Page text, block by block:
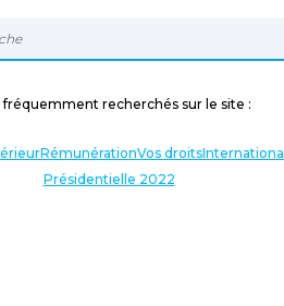
fréquemment recherchés sur le site :
RémunérationVos droitsInternational
Présidentielle 2022